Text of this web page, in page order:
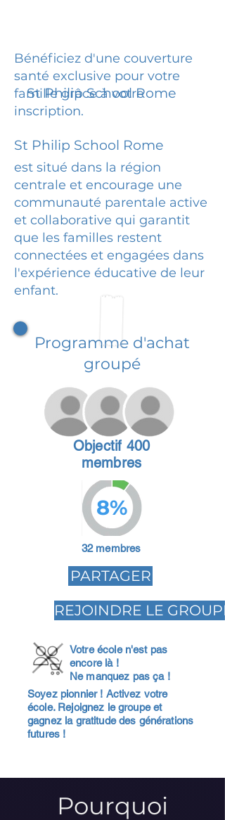
Bénéficiez d'une couverture
santé exclusive pour votre
famille grâce à votre
inscription.
St Philip School Rome
St Philip School Rome
est situé dans la région
centrale et encourage une
communauté parentale active
et collaborative qui garantit
que les familles restent
connectées et engagées dans
l'expérience éducative de leur
enfant.
Programme d'achat
groupé
Objectif 400
membres
8%
32 membres
PARTAGER
REJOINDRE LE GROUPE
Votre école n'est pas
encore là !
Ne manquez pas ça !
Soyez pionnier ! Activez votre
école. Rejoignez le groupe et
gagnez la gratitude des générations
futures !
Pourquoi